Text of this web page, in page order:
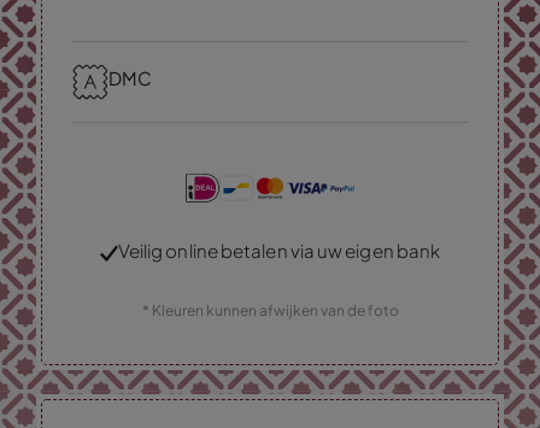
DMC
Veilig online betalen via uw eigen bank
* Kleuren kunnen afwijken van de foto